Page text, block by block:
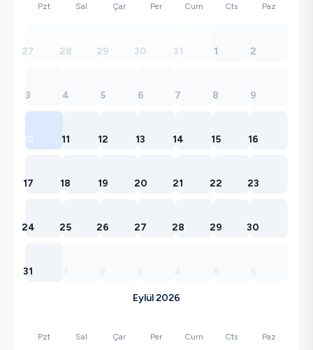
Pzt Sal Çar Per Cum Cts Paz
27 28 29 30 31 1 2
3 4 5 6 7 8 9
10 11 12 13 14 15 16
17 18 19 20 21 22 23
24 25 26 27 28 29 30
31
Eylül 2026
Pzt Sal Çar Per Cum Cts Paz